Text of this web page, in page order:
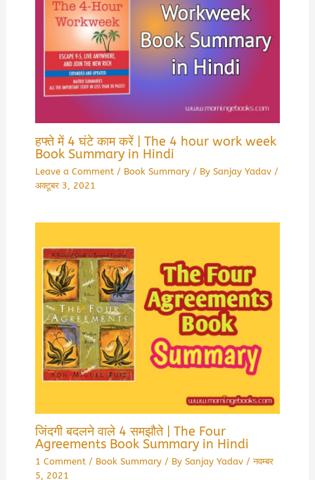
हफ्ते में 4 घंटे काम करें | The 4 hour work week
Book Summary in Hindi
Leave a Comment / Book Summary/ By Sanjay Yadav /
अक्टूबर 3, 2021
जिंदगी बदलने वाले 4 समझौते | The Four
Agreements Book Summary in Hindi
1 Comment / Book Summary/ By Sanjay Yadav /नवम्बर
5, 2021